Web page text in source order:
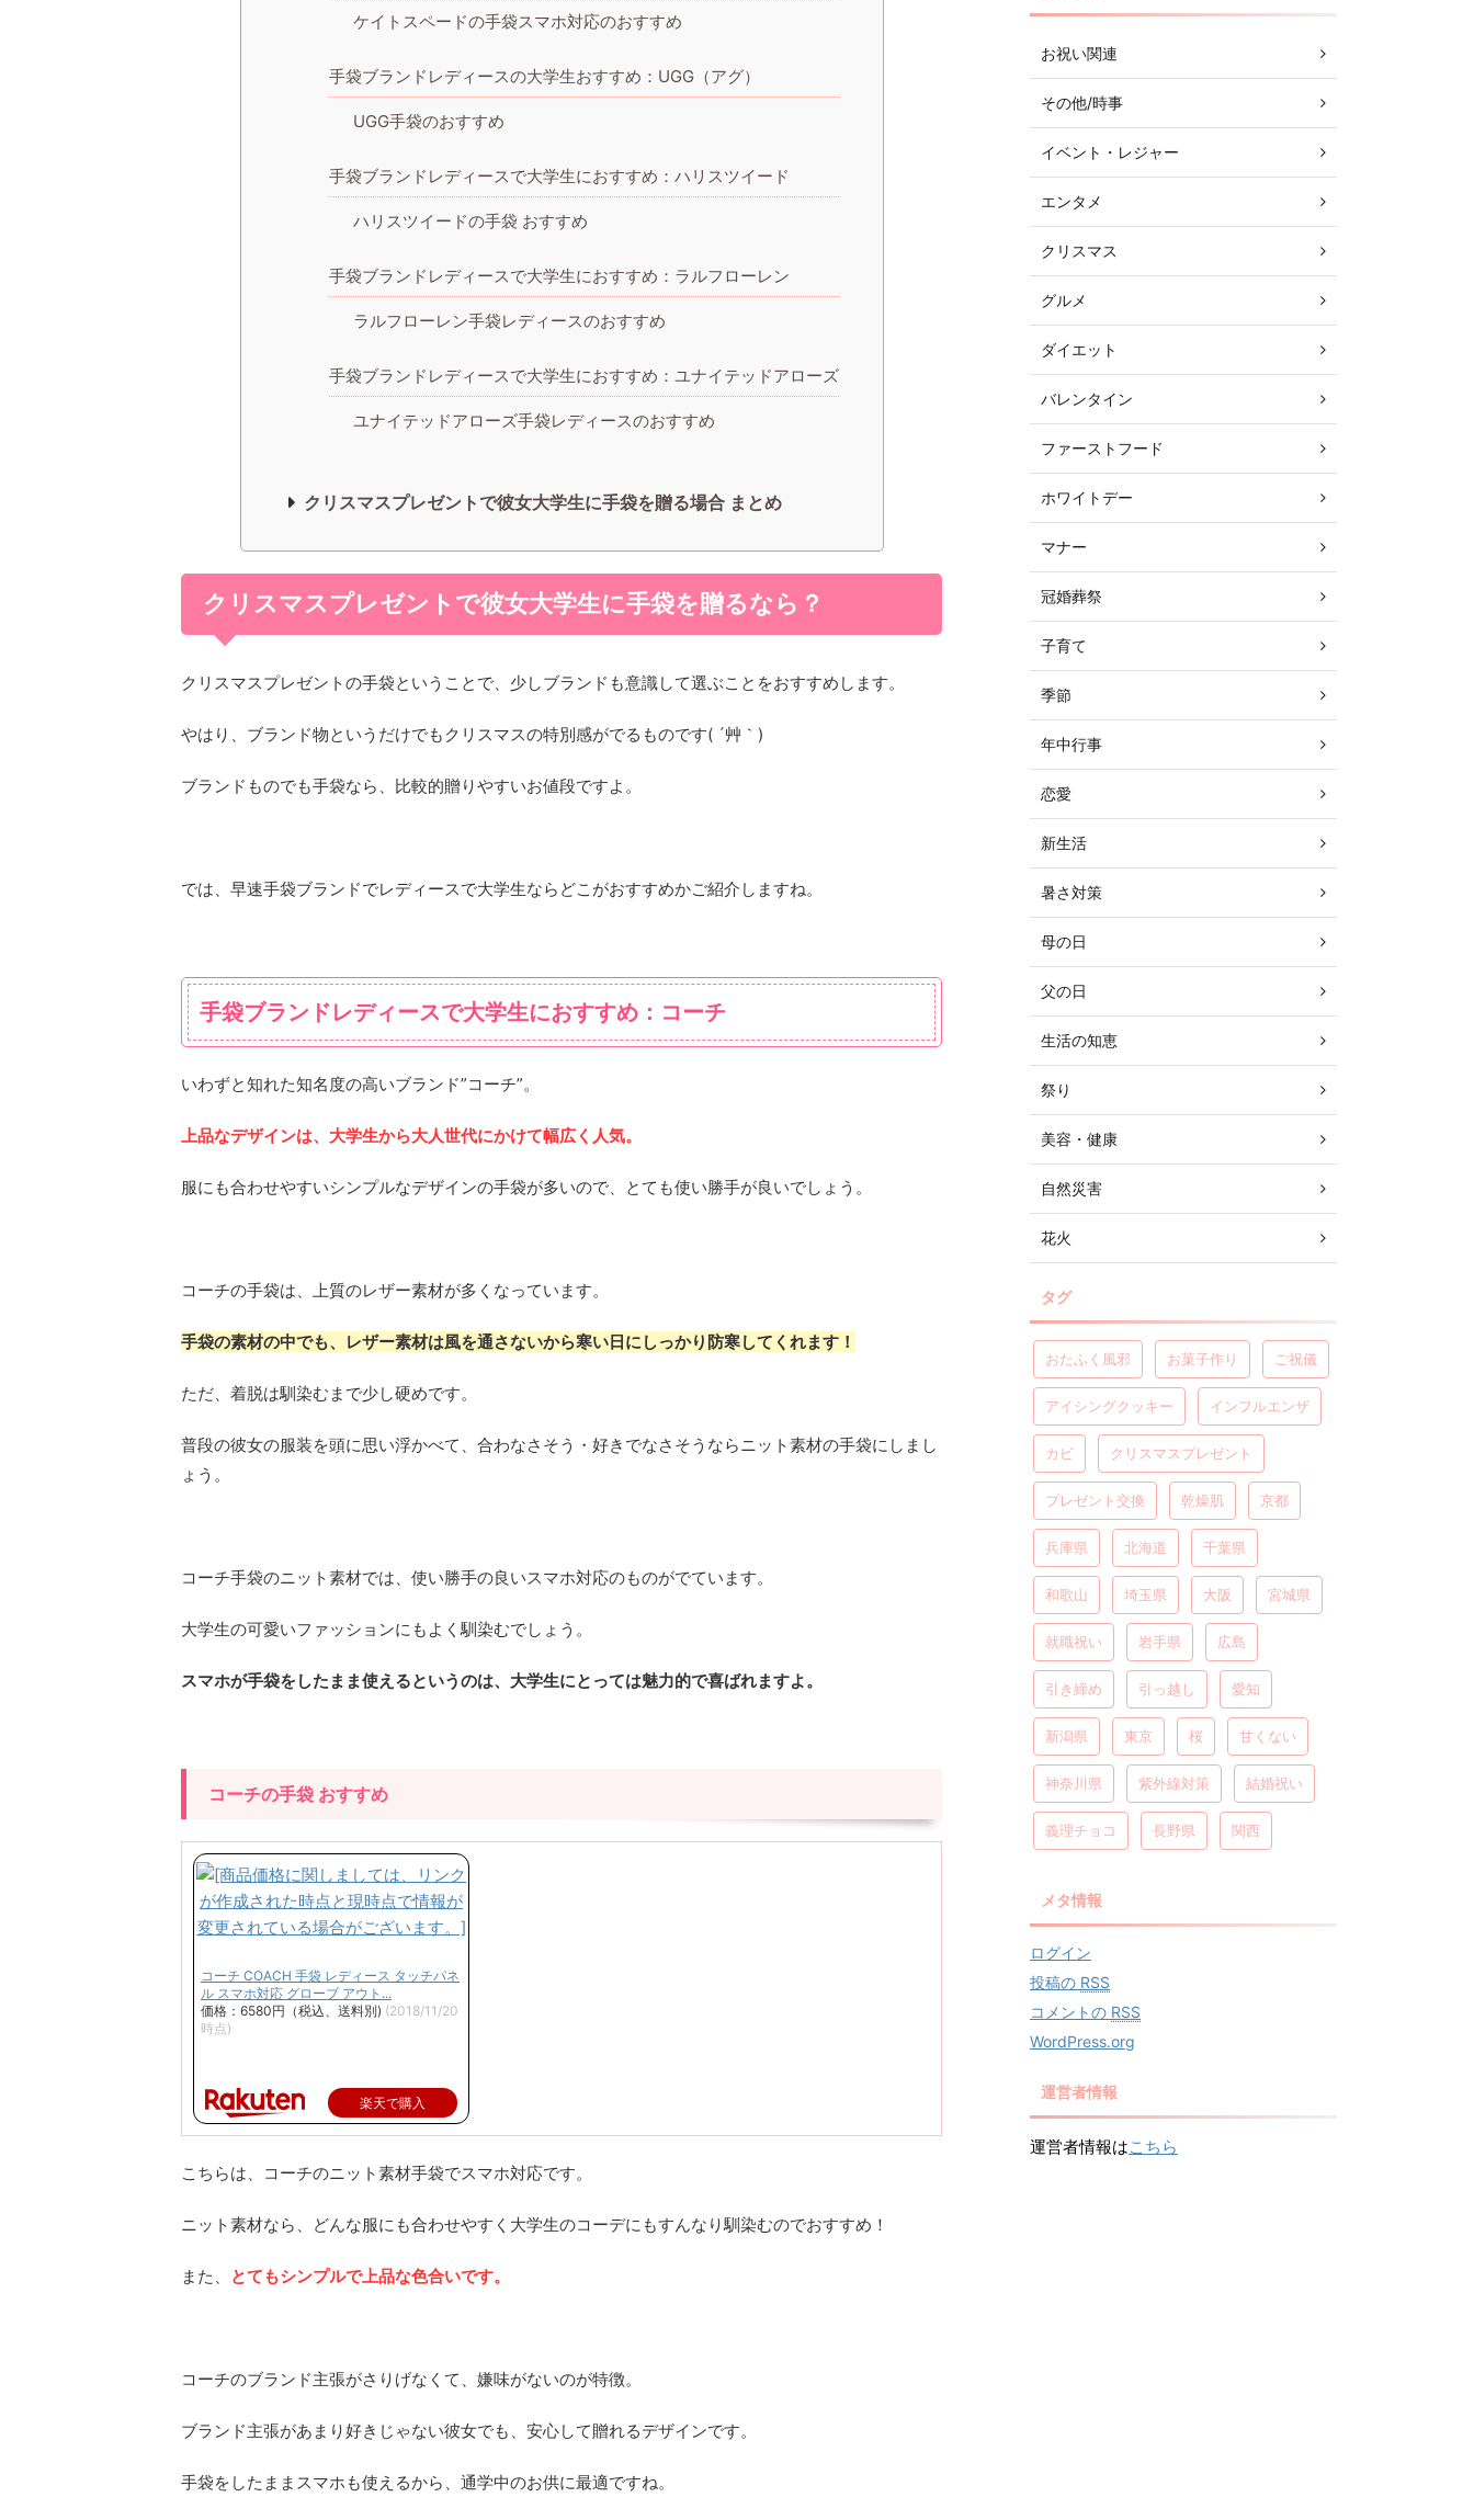
ケイトスペードの手袋スマホ対応のおすすめ
手袋ブランドレディースの大学生おすすめ：UGG（アグ）
UGG手袋のおすすめ
手袋ブランドレディースで大学生におすすめ：ハリスツイード
ハリスツイードの手袋 おすすめ
手袋ブランドレディースで大学生におすすめ：ラルフローレン
ラルフローレン手袋レディースのおすすめ
手袋ブランドレディースで大学生におすすめ：ユナイテッドアローズ
ユナイテッドアローズ手袋レディースのおすすめ
クリスマスプレゼントで彼女大学生に手袋を贈る場合 まとめ
クリスマスプレゼントで彼女大学生に手袋を贈るなら？
クリスマスプレゼントの手袋ということで、少しブランドも意識して選ぶことをおすすめします。
やはり、ブランド物というだけでもクリスマスの特別感がでるものです( ´艸｀)
ブランドものでも手袋なら、比較的贈りやすいお値段ですよ。
では、早速手袋ブランドでレディースで大学生ならどこがおすすめかご紹介しますね。
手袋ブランドレディースで大学生におすすめ：コーチ
いわずと知れた知名度の高いブランド”コーチ”。
上品なデザインは、大学生から大人世代にかけて幅広く人気。
服にも合わせやすいシンプルなデザインの手袋が多いので、とても使い勝手が良いでしょう。
コーチの手袋は、上質のレザー素材が多くなっています。
手袋の素材の中でも、レザー素材は風を通さないから寒い日にしっかり防寒してくれます！
ただ、着脱は馴染むまで少し硬めです。
普段の彼女の服装を頭に思い浮かべて、合わなさそう・好きでなさそうならニット素材の手袋にしまし
ょう。
コーチ手袋のニット素材では、使い勝手の良いスマホ対応のものがでています。
大学生の可愛いファッションにもよく馴染むでしょう。
スマホが手袋をしたまま使えるというのは、大学生にとっては魅力的で喜ばれますよ。
コーチの手袋 おすすめ
コーチ COACH 手袋 レディース タッチパネ
ル スマホ対応 グローブ アウト...
価格：6580円（税込、送料別) (2018/11/20
時点)
楽天で購入
こちらは、コーチのニット素材手袋でスマホ対応です。
ニット素材なら、どんな服にも合わせやすく大学生のコーデにもすんなり馴染むのでおすすめ！
また、 とてもシンプルで上品な色合いです。
コーチのブランド主張がさりげなくて、嫌味がないのが特徴。
ブランド主張があまり好きじゃない彼女でも、安心して贈れるデザインです。
手袋をしたままスマホも使えるから、通学中のお供に最適ですね。
お祝い関連
その他/時事
イベント・レジャー
エンタメ
クリスマス
グルメ
ダイエット
バレンタイン
ファーストフード
ホワイトデー
マナー
冠婚葬祭
子育て
季節
年中行事
恋愛
新生活
暑さ対策
母の日
父の日
生活の知恵
祭り
美容・健康
自然災害
花火
タグ
おたふく風邪 お菓子作り ご祝儀
アイシングクッキー インフルエンザ
カビ クリスマスプレゼント
プレゼント交換 乾燥肌 京都
兵庫県 北海道 千葉県
和歌山 埼玉県 大阪 宮城県
就職祝い 岩手県 広島
引き締め 引っ越し 愛知
新潟県 東京 桜 甘くない
神奈川県 紫外線対策 結婚祝い
義理チョコ 長野県 関西
メタ情報
ログイン
投稿の RSS
コメントの RSS
WordPress.org
運営者情報
運営者情報はこちら